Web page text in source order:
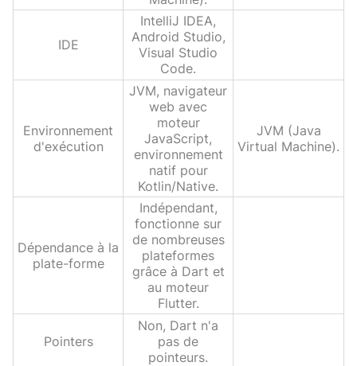
IDE
IntelliJ IDEA,
Android Studio,
Visual Studio
Code.
Environnement
d'exécution
JVM, navigateur
web avec
moteur
JavaScript,
environnement
natif pour
Kotlin/Native.
JVM (Java
Virtual Machine).
Dépendance à la
plate-forme
Indépendant,
fonctionne sur
de nombreuses
plateformes
grâce à Dart et
au moteur
Flutter.
Pointers
Non, Dart n'a
pas de
pointeurs.